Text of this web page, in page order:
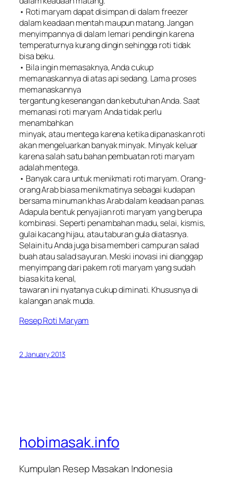
• Roti maryam dapat disimpan di dalam freezer
dalam keadaan mentah maupun matang. Jangan
menyimpannya di dalam lemari pendingin karena
temperaturnya kurang dingin sehingga roti tidak
bisa beku.
• Bila ingin memasaknya, Anda cukup
memanaskannya di atas api sedang. Lama proses
memanaskannya
tergantung kesenangan dan kebutuhan Anda. Saat
memanasi roti maryam Anda tidak perlu
menambahkan
minyak, atau mentega karena ketika dipanaskan roti
akan mengeluarkan banyak minyak. Minyak keluar
karena salah satu bahan pembuatan roti maryam
adalah mentega.
• Banyak cara untuk menikmati roti maryam. Orang-
orang Arab biasa menikmatinya sebagai kudapan
bersama minuman khas Arab dalam keadaan panas.
Adapula bentuk penyajian roti maryam yang berupa
kombinasi. Seperti penambahan madu, selai, kismis,
gulai kacang hijau, atau taburan gula diatasnya.
Selain itu Anda juga bisa memberi campuran salad
buah atau salad sayuran. Meski inovasi ini dianggap
menyimpang dari pakem roti maryam yang sudah
biasa kita kenal,
tawaran ini nyatanya cukup diminati. Khususnya di
kalangan anak muda.
Resep Roti Maryam
2 January 2013
hobimasak.info
Kumpulan Resep Masakan Indonesia